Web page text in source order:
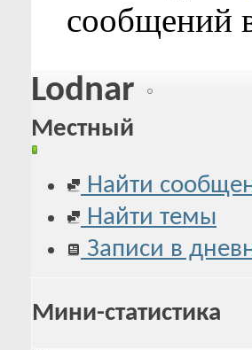
сообщений
Lodnar
Местный
Найти
Найти темы
Записи в
Мини-статистика